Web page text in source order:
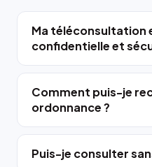
Ma téléconsultation
confidentielle et
Comment puis-je
ordonnance ?
Puis-je consulter